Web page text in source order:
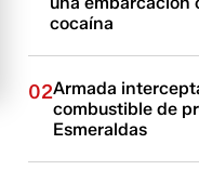
cocaína
02Armada
combustible de
Esmeraldas